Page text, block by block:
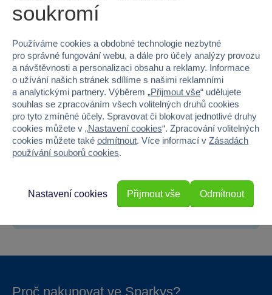
Řada Sonic the Hedgehog™
Věk od 6
Pohlaví KLUK
Šířka 7
Hloubka
Proč nakupovat ve Sparkys?
soukromí
Používáme cookies a obdobné technologie nezbytné
pro správné fungování webu, a dále pro účely analýzy provozu
a návštěvnosti a personalizaci obsahu a reklamy. Informace
o užívání našich stránek sdílíme s našimi reklamními
a analytickými partnery. Výběrem „Přijmout vše“ udělujete
souhlas se zpracováním všech volitelných druhů cookies
pro tyto zmíněné účely. Spravovat či blokovat jednotlivé druhy
cookies můžete v „Nastavení cookies“. Zpracování volitelných
cookies můžete také odmítnout. Více informací v Zásadách
používání souborů cookies.
Odmítnout
Nastavení cookies Přijmout vše